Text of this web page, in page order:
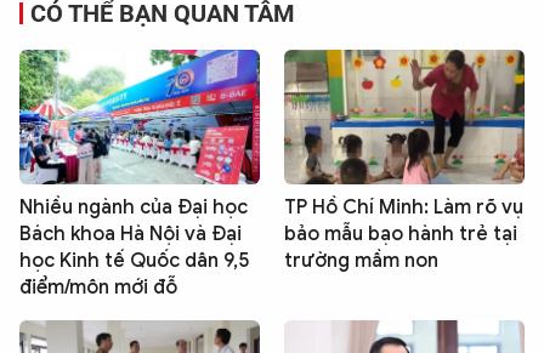
CÓ THỂ BẠN QUAN TÂM
Nhiều ngành của Đại học
Bách khoa Hà Nội và Đại
học Kinh tế Quốc dân 9,5
điểm/môn mới đỗ
TP Hồ Chí Minh: Làm rõ vụ
bảo mẫu bạo hành trẻ tại
trường mầm non